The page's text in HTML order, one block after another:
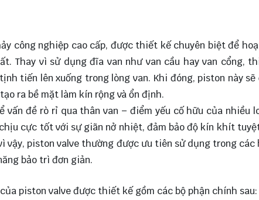
công nghiệp cao cấp, được thiết kế chuyên biệt để
Thay vì sử dụng đĩa van như van cầu hay van cổng,
tiến lên xuống trong lòng van. Khi đóng, piston này sẽ
ra bề mặt làm kín rộng và ổn định.
đề rò rỉ qua thân van – điểm yếu cố hữu của nhiều
cực tốt với sự giãn nở nhiệt, đảm bảo độ kín khít
vậy, piston valve thường được ưu tiên sử dụng trong các
bảo trì đơn giản.
piston valve được thiết kế gồm các bộ phận chính sau: